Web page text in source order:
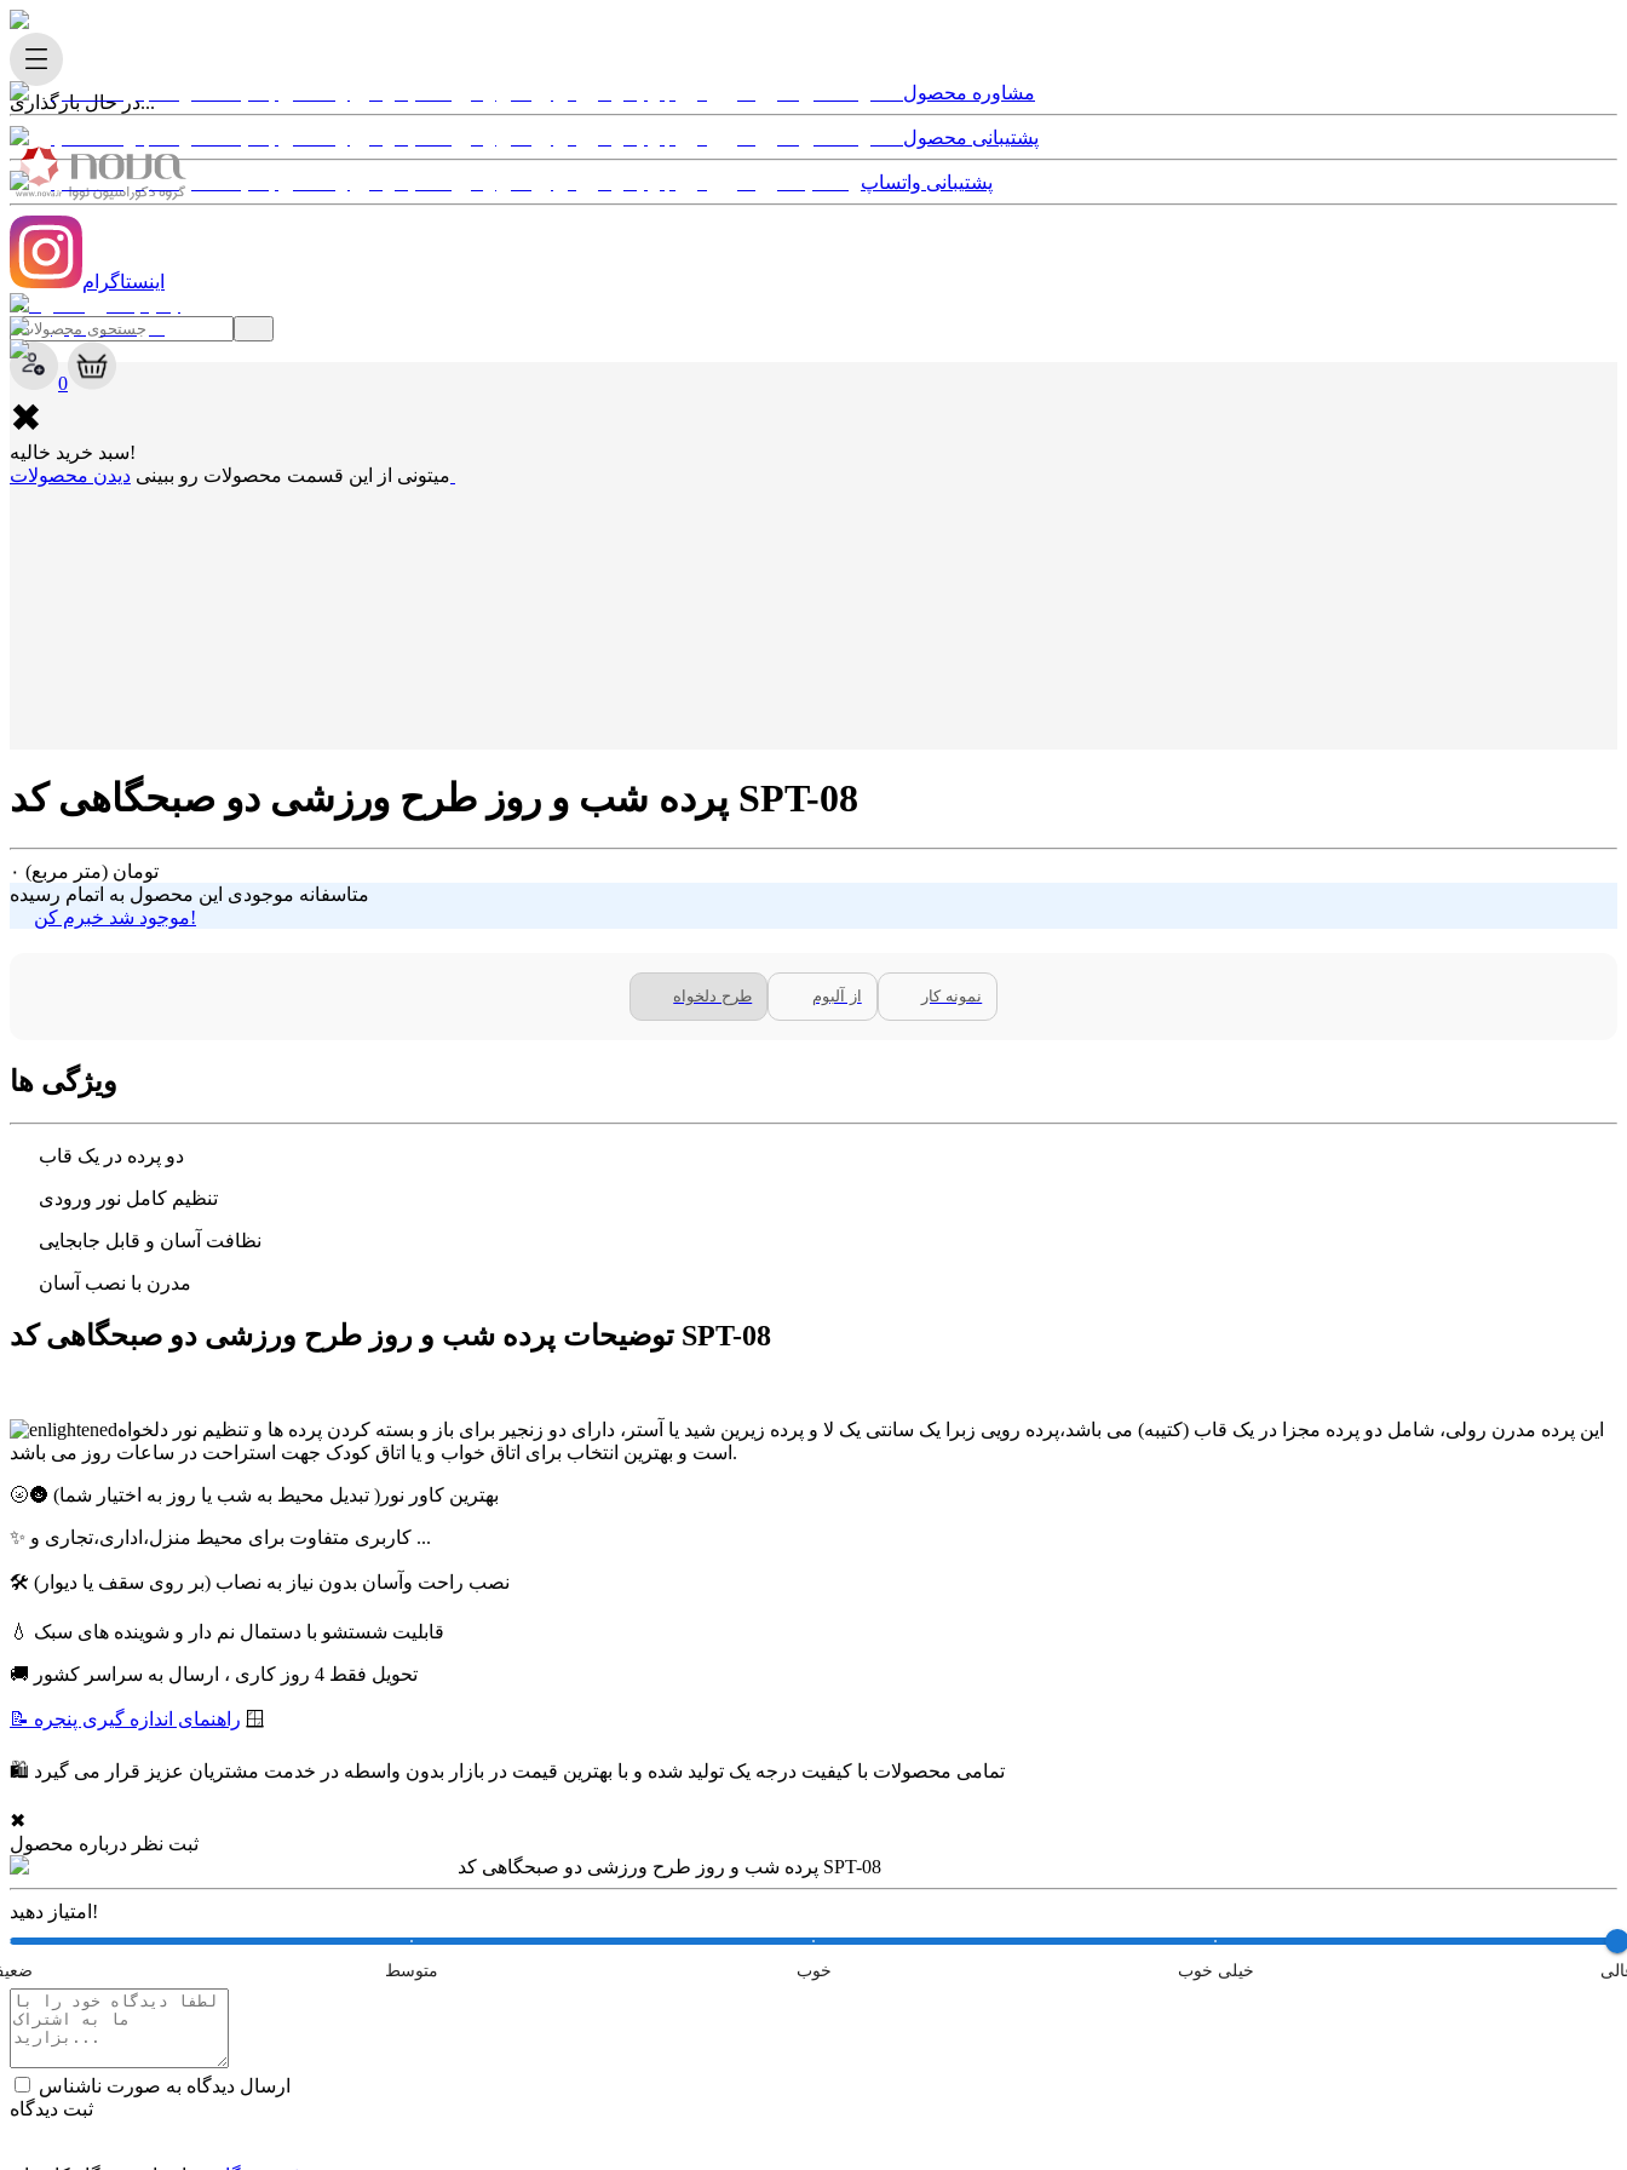
در حال بارگذاری...
✖
0
✖
سبد خرید خالیه!
میتونی از این قسمت محصولات رو ببینی
مشاوره محصول
پشتیبانی محصول
پشتیبانی واتساپ
اینستاگرام
پرده شب و روز طرح ورزشی دو صبحگاهی کد SPT-08
۰ تومان (متر مربع)
متاسفانه موجودی این محصول به اتمام رسیده
موجود شد خبرم کن!
طرح دلخواه از آلبوم نمونه کار
ویژگی ها
دو پرده در یک قاب
تنظیم کامل نور ورودی
نظافت آسان و قابل جابجایی
مدرن با نصب آسان
توضیحات پرده شب و روز طرح ورزشی دو صبحگاهی کد SPT-08
این پرده مدرن رولی، شامل دو پرده مجزا در یک قاب (کتیبه) می باشد،پرده رویی زبرا یک سانتی یک لا و پرده زیرین شید یا آستر، دارای دو زنجیر برای باز و بسته کردن پرده ها و تنظیم نور دلخواه
است و بهترین انتخاب برای اتاق خواب و یا اتاق کودک جهت استراحت در ساعات روز می باشد.
🌝🌚 بهترین کاور نور( تبدیل محیط به شب یا روز به اختیار شما)
✨ کاربری متفاوت برای محیط منزل،اداری،تجاری و ...
🛠 نصب راحت وآسان بدون نیاز به نصاب (بر روی سقف یا دیوار)
💧 قابلیت شستشو با دستمال نم دار و شوینده های سبک
🚚 تحویل فقط 4 روز کاری ، ارسال به سراسر کشور
📝 راهنمای اندازه گیری پنجره 🪟
🛍 تمامی محصولات با کیفیت درجه یک تولید شده و با بهترین قیمت در بازار بدون واسطه در خدمت مشتریان عزیز قرار می گیرد
✖
ثبت نظر درباره محصول
پرده شب و روز طرح ورزشی دو صبحگاهی کد SPT-08
امتیاز دهید!
متوسط خوب خیلی خوب
ارسال دیدگاه به صورت ناشناس
ثبت دیدگاه